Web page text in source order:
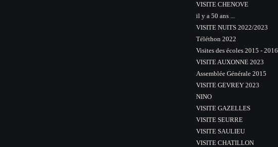
VISITE CHENOVE
il y a 50 ans ...
VISITE NUITS 2022/2023
Téléthon 2022
Visites des écoles 2015 - 2016
VISITE AUXONNE 2023
Assemblée Générale 2015
VISITE GEVREY 2023
NINO
VISITE GAZELLES
VISITE SEURRE
VISITE SAULIEU
VISITE CHATILLON